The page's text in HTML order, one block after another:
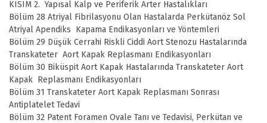
KISIM 2. Yapısal Kalp ve Periferik Arter Hastalıkları
Bölüm 28 Atriyal Fibrilasyonu Olan Hastalarda Perkütanöz Sol
Atriyal Apendiks Kapama Endikasyonları ve Yöntemleri
Bölüm 29 Düşük Cerrahi Riskli Ciddi Aort Stenozu Hastalarında
Transkateter Aort Kapak Replasmanı Endikasyonları
Bölüm 30 Biküspit Aort Kapak Hastalarında Transkateter Aort
Kapak Replasmanı Endikasyonları
Bölüm 31 Transkateter Aort Kapak Replasmanı Sonrası
Antiplatelet Tedavi
Bölüm 32 Patent Foramen Ovale Tanı ve Tedavisi, Perkütan ve